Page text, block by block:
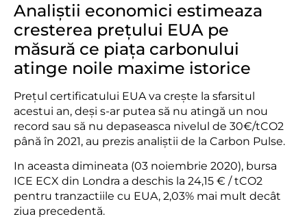
Analiștii economici estimeaza
cresterea prețului EUA pe
măsură ce piața carbonului
atinge noile maxime istorice
Prețul certificatului EUA va crește la sfarsitul
acestui an, deși s-ar putea să nu atingă un nou
record sau să nu depaseasca nivelul de 30€/tCO2
până în 2021, au prezis analiștii de la Carbon Pulse.
In aceasta dimineata (03 noiembrie 2020), bursa
ICE ECX din Londra a deschis la 24,15 € / tCO2
pentru tranzactiile cu EUA, 2,03% mai mult decât
ziua precedentă.